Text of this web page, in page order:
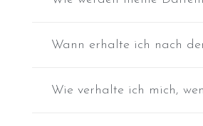
Wann erhalte ich nach
Wie verhalte ich mich,